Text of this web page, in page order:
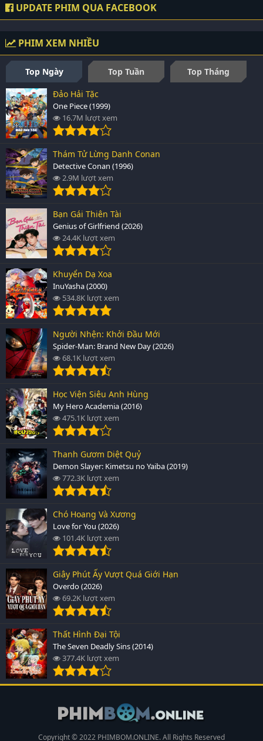
UPDATE PHIM QUA FACEBOOK
PHIM XEM NHIỀU
Top Ngày Top Tuần
Top Tháng
Đảo Hải Tặc
One Piece (1999)
16.7M lượt xem
Thám Tử Lừng Danh Conan
Detective Conan (1996)
2.9M lượt xem
Bạn Gái Thiên Tài
Genius of Girlfriend (2026)
24.4K lượt xem
Khuyển Dạ Xoa
InuYasha (2000)
534.8K lượt xem
Người Nhện: Khởi Đầu Mới
Spider-Man: Brand New Day (2026)
68.1K lượt xem
Học Viện Siêu Anh Hùng
My Hero Academia (2016)
475.1K lượt xem
Thanh Gươm Diệt Quỷ
Demon Slayer: Kimetsu no Yaiba (2019)
772.3K lượt xem
Chó Hoang Và Xương
Love for You (2026)
101.4K lượt xem
Giây Phút Ấy Vượt Quá Giới Hạn
Overdo (2026)
69.2K lượt xem
Thất Hình Đại Tội
The Seven Deadly Sins (2014)
377.4K lượt xem
Copyright © 2022 PHIMBOM.ONLINE. All Rights Reserved